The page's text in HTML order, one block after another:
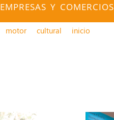
EMPRESAS Y COMERCIOS
motor cultural inicio